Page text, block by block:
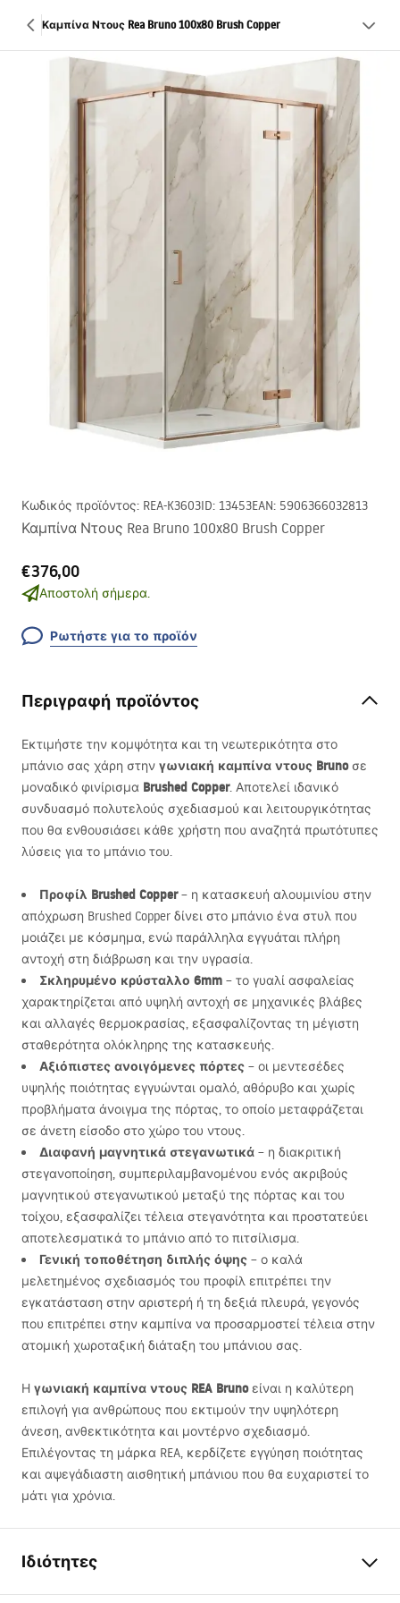
Καμπίνα Ντους Rea Bruno 100x80 Brush Copper
Κωδικός προϊόντος: REA-K3603ID: 13453EAN: 5906366032813
Καμπίνα Ντους Rea Bruno 100x80 Brush Copper
€376,00
Αποστολή σήμερα.
Ρωτήστε για το προϊόν
Περιγραφή προϊόντος
Εκτιμήστε την κομψότητα και τη νεωτερικότητα στο
μπάνιο σας χάρη στην γωνιακή καμπίνα ντους Brunoσε
μοναδικό φινίρισμα Brushed Copper. Αποτελεί ιδανικό
συνδυασμό πολυτελούς σχεδιασμού και λειτουργικότητας
που θα ενθουσιάσει κάθε χρήστη που αναζητά πρωτότυπες
λύσεις για το μπάνιο του.
Προφίλ Brushed Copper– η κατασκευή αλουμινίου στην
απόχρωση Brushed Copper δίνει στο μπάνιο ένα στυλ που
μοιάζει με κόσμημα, ενώ παράλληλα εγγυάται πλήρη
αντοχή στη διάβρωση και την υγρασία.
Σκληρυμένο κρύσταλλο 6mm – το γυαλί ασφαλείας
χαρακτηρίζεται από υψηλή αντοχή σε μηχανικές βλάβες
και αλλαγές θερμοκρασίας, εξασφαλίζοντας τη μέγιστη
σταθερότητα ολόκληρης της κατασκευής.
Αξιόπιστες ανοιγόμενες πόρτες – οι μεντεσέδες
υψηλής ποιότητας εγγυώνται ομαλό, αθόρυβο και χωρίς
προβλήματα άνοιγμα της πόρτας, το οποίο μεταφράζεται
σε άνετη είσοδο στο χώρο του ντους.
Διαφανή μαγνητικά στεγανωτικά – η διακριτική
στεγανοποίηση, συμπεριλαμβανομένου ενός ακριβούς
μαγνητικού στεγανωτικού μεταξύ της πόρτας και του
τοίχου, εξασφαλίζει τέλεια στεγανότητα και προστατεύει
αποτελεσματικά το μπάνιο από το πιτσίλισμα.
Γενική τοποθέτηση διπλής όψης – ο καλά
μελετημένος σχεδιασμός του προφίλ επιτρέπει την
εγκατάσταση στην αριστερή ή τη δεξιά πλευρά, γεγονός
που επιτρέπει στην καμπίνα να προσαρμοστεί τέλεια στην
ατομική χωροταξική διάταξη του μπάνιου σας.
Η γωνιακή καμπίνα ντους REA Brunoείναι η καλύτερη
επιλογή για ανθρώπους που εκτιμούν την υψηλότερη
άνεση, ανθεκτικότητα και μοντέρνο σχεδιασμό.
Επιλέγοντας τη μάρκα REA, κερδίζετε εγγύηση ποιότητας
και αψεγάδιαστη αισθητική μπάνιου που θα ευχαριστεί το
μάτι για χρόνια.
Ιδιότητες